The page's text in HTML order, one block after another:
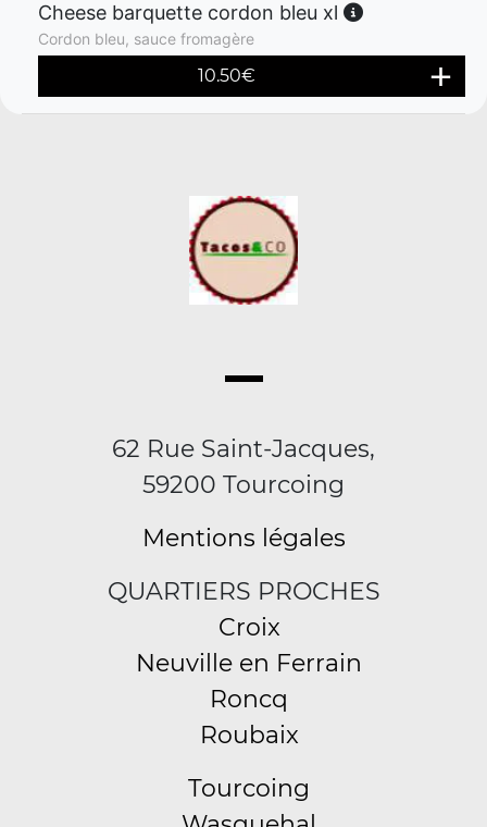
Cheese barquette cordon bleu xl
Cordon bleu, sauce fromagère
10.50€
62 Rue Saint-Jacques,
59200 Tourcoing
Mentions légales
QUARTIERS PROCHES
Croix
Neuville en Ferrain
Roncq
Roubaix
Tourcoing